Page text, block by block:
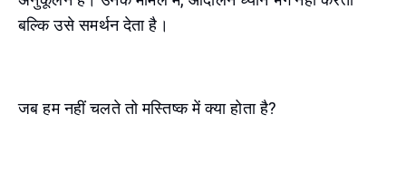
बल्कि उसे समर्थन देता है।
जब हम नहीं चलते तो मस्तिष्क में क्या होता है?